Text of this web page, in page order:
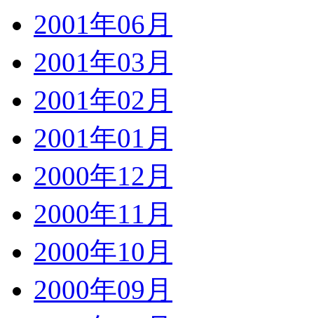
2001年06月
2001年03月
2001年02月
2001年01月
2000年12月
2000年11月
2000年10月
2000年09月